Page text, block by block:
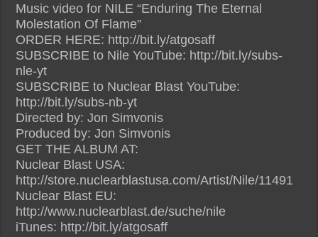
Music video for NILE “Enduring The Eternal
Molestation Of Flame”
ORDER HERE: http://bit.ly/atgosaff
SUBSCRIBE to Nile YouTube: http://bit.ly/subs-
nle-yt
SUBSCRIBE to Nuclear Blast YouTube:
http://bit.ly/subs-nb-yt
Directed by: Jon Simvonis
Produced by: Jon Simvonis
GET THE ALBUM AT:
Nuclear Blast USA:
http://store.nuclearblastusa.com/Artist/Nile/11491
Nuclear Blast EU:
http://www.nuclearblast.de/suche/nile
iTunes: http://bit.ly/atgosaff